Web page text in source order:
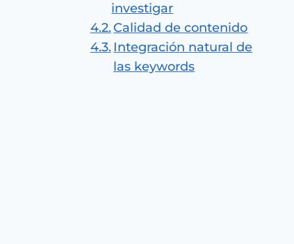
investigar
Calidad de contenido
Integración natural de
las keywords